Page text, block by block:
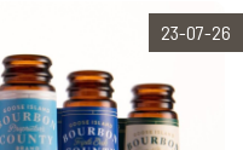
23-07-26